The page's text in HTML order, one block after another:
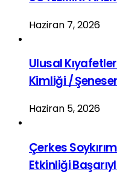
Haziran 7, 2026
Ulusal
Kimliği /
Haziran 5, 2026
Çerkes
Etkinliği